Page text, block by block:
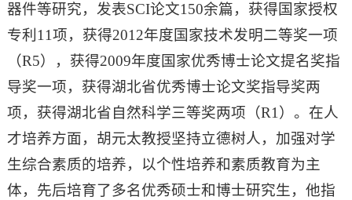
器件等研究，发表SCI论文150余篇，获得国家授权
专利11项，获得2012年度国家技术发明二等奖一项
（R5），获得2009年度国家优秀博士论文提名奖指
导奖一项，获得湖北省优秀博士论文奖指导奖两
项，获得湖北省自然科学三等奖两项（R1）。在人
才培养方面，胡元太教授坚持立德树人，加强对学
生综合素质的培养，以个性培养和素质教育为主
体，先后培育了多名优秀硕士和博士研究生，他指